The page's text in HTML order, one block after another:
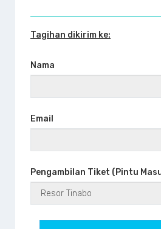
Tagihan dikirim ke:
Nama
Email
Pengambilan Tiket (Pintu